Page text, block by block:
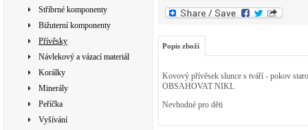
Stříbrné komponenty
Bižuterní komponenty
Přívěsky
Návlekový a vázací materiál
Korálky
Minerály
Peříčka
Vyšívání
Popis zboží
Kovový přívěsek slunce s tváří - pokov
OBSAHOVAT NIKL
Nevhodné pro děti